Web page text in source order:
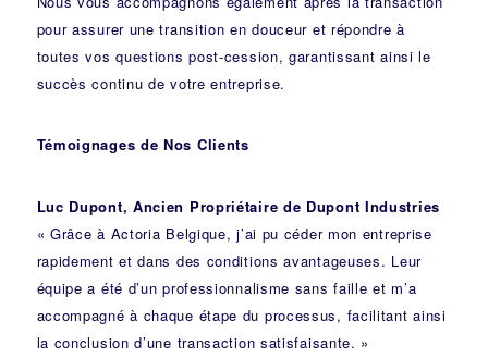
pour assurer une transition en douceur et répondre à
toutes vos questions post-cession, garantissant ainsi le
succès continu de votre entreprise.
Témoignages de Nos Clients
Luc Dupont, Ancien Propriétaire de Dupont Industries
« Grâce à Actoria Belgique, j’ai pu céder mon entreprise
rapidement et dans des conditions avantageuses. Leur
équipe a été d’un professionnalisme sans faille et m’a
accompagné à chaque étape du processus, facilitant ainsi
la conclusion d’une transaction satisfaisante. »